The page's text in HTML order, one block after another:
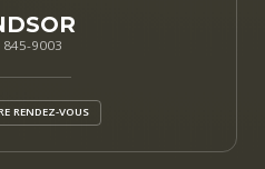
845-9003
RENDEZ-VOUS